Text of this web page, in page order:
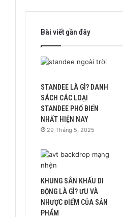
Bài viết gần đây
STANDEE LÀ GÌ? DANH
SÁCH CÁC LOẠI
STANDEE PHỔ BIẾN
NHẤT HIỆN NAY
29 Tháng 5, 2025
KHUNG SÂN KHẤU DI
ĐỘNG LÀ GÌ? ƯU VÀ
NHƯỢC ĐIỂM CỦA SẢN
PHẨM